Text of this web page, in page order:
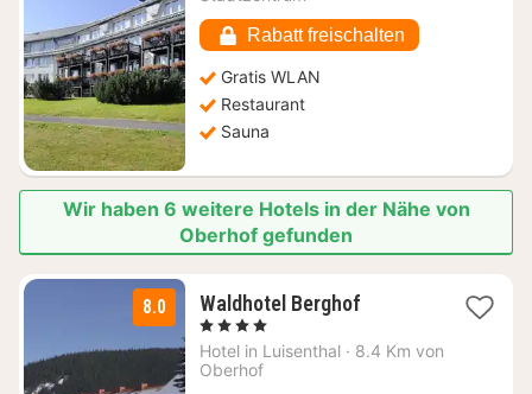
€
Rabatt freischalten
Gratis WLAN
Restaurant
Sauna
Wir haben 6 weitere Hotels in der Nähe von
Oberhof gefunden
8.0 Waldhotel Berghof1
ab
, 4 Sterne
Hotel in Luisenthal · 8.4 Km von
Oberhof